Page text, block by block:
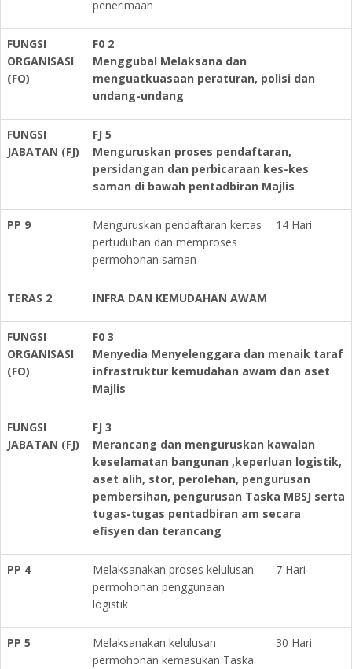
penerimaan
FUNGSI
ORGANISASI
(FO)
F0 2
Menggubal Melaksana dan
menguatkuasaan peraturan, polisi dan
undang-undang
FUNGSI
JABATAN (FJ)
FJ 5
Menguruskan proses pendaftaran,
persidangan dan perbicaraan kes-kes
saman di bawah pentadbiran Majlis
PP 9
Menguruskan pendaftaran kertas
pertuduhan dan memproses
permohonan saman
14 Hari
TERAS 2 INFRA DAN KEMUDAHAN AWAM
FUNGSI
ORGANISASI
(FO)
F0 3
Menyedia Menyelenggara dan menaik taraf
infrastruktur kemudahan awam dan aset
Majlis
FUNGSI
JABATAN (FJ)
FJ 3
Merancang dan menguruskan kawalan
keselamatan bangunan ,keperluan logistik,
aset alih, stor, perolehan, pengurusan
pembersihan, pengurusan Taska MBSJ serta
tugas-tugas pentadbiran am secara
efisyen dan terancang
PP 4
Melaksanakan proses kelulusan
permohonan penggunaan
logistik
7 Hari
PP 5
Melaksanakan kelulusan
permohonan kemasukan Taska
30 Hari